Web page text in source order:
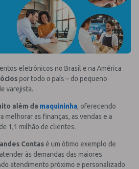
eletrônicos no Brasil e na América
por todo o país – do pequeno
varejista.
além da maquininha, oferecendo
melhorar as finanças, as vendas e a
1,1 milhão de clientes.
Contas é um ótimo exemplo de
às demandas das maiores
atendimento próximo e personalizado